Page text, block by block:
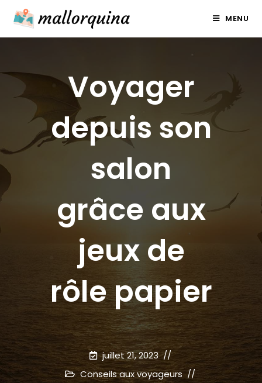
content
MENU
Voyager
depuis son
salon
grâce aux
jeux de
rôle papier
juillet 21, 2023
Conseils aux voyageurs